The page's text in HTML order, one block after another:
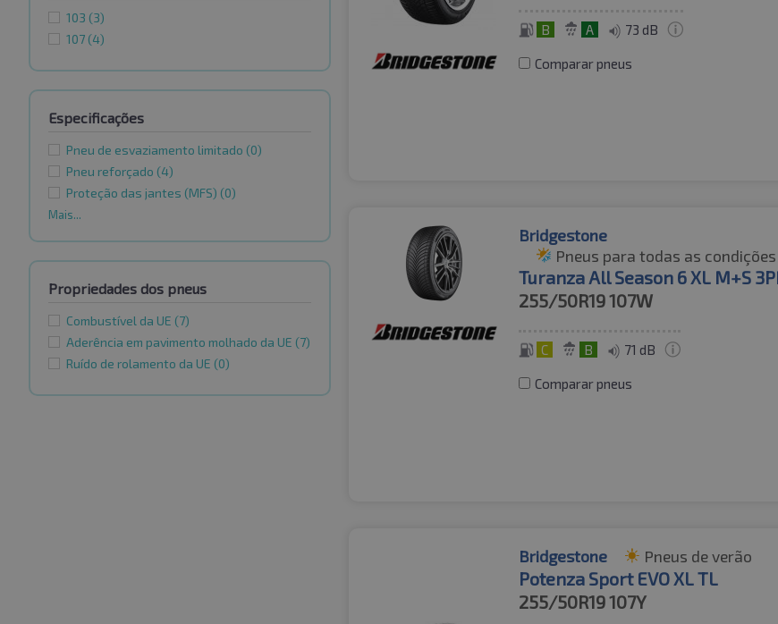
103 (3)
107 (4)
Especificações
Pneu de esvaziamento limitado (0)
Pneu reforçado (4)
Proteção das jantes (MFS) (0)
Mais...
Propriedades dos pneus
Combustível da UE (7)
Aderência em pavimento molhado da UE (7)
Ruído de rolamento da UE (0)
B A 73 dB
Comparar pneus
Bridgestone
Pneus para todas as
Turanza All Season 6 XL M+S
255/50R19107W
C B 71 dB
Comparar pneus
Bridgestone Pneus de verão
Potenza Sport EVO XL TL
255/50R19107Y